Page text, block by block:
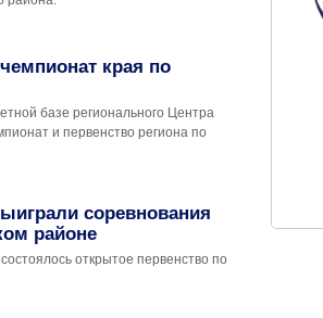
края по
базе регионального Центра
и первенство региона по
соревнования
районе
открытое первенство по